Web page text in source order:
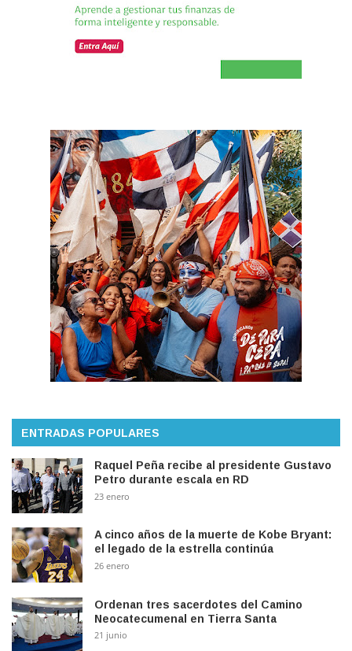
ENTRADAS POPULARES
Raquel Peña recibe al presidente Gustavo
Petro durante escala en RD
23 enero
A cinco años de la muerte de Kobe Bryant:
el legado de la estrella continúa
26 enero
Ordenan tres sacerdotes del Camino
Neocatecumenal en Tierra Santa
21 junio